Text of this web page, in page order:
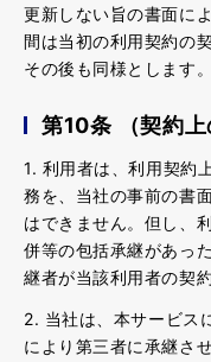
更新しない旨の書面に
間は当初の利用契約の
その後も同様とします。
第10条 （契約上
1. 利用者は、利用契約
務を、当社の事前の書
はできません。但し、
併等の包括承継があっ
継者が当該利用者の契
2. 当社は、本サービス
により第三者に承継さ